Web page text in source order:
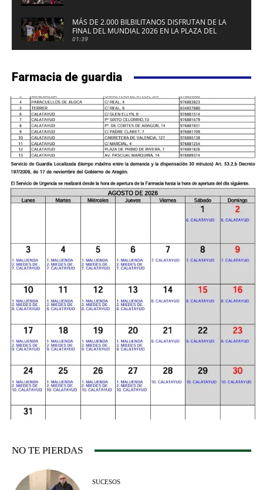
MÁS DE 2.000 BILBILITANOS DISFRUTAN DE LA
FINAL DEL MUNDIAL 2026 EN LA PLAZA DEL
FUERTE DE CALATAYUD
01:39
Farmacia de guardia
NO TE PIERDAS
SUCESOS